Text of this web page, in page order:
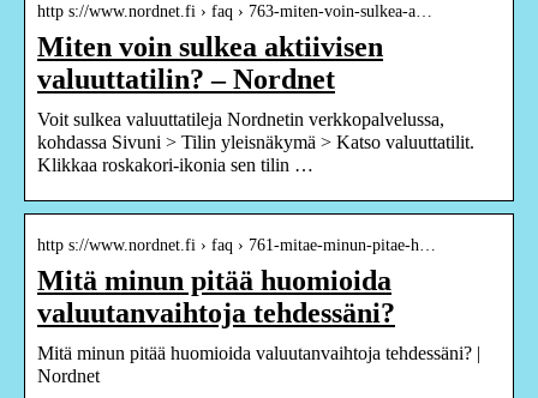
http s://www.nordnet.fi › faq › 763-miten-voin-sulkea-a…
Miten voin sulkea aktiivisen
valuuttatilin? – Nordnet
Voit sulkea valuuttatileja Nordnetin verkkopalvelussa,
kohdassa Sivuni > Tilin yleisnäkymä > Katso valuuttatilit.
Klikkaa roskakori-ikonia sen tilin …
http s://www.nordnet.fi › faq › 761-mitae-minun-pitae-h…
Mitä minun pitää huomioida
valuutanvaihtoja tehdessäni?
Mitä minun pitää huomioida valuutanvaihtoja tehdessäni? |
Nordnet